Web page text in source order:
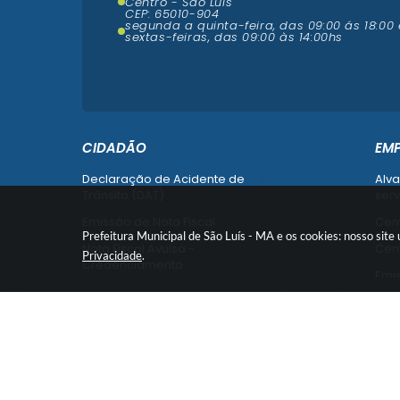
Prefeitura Municipal de São Luís - MA e os cookies: nosso
Privacidade.
CIDADÃO
Declaração de Acidente de
Nota Fiscal Avulsa -
Credenciamento
Recurso contra Imposição de
CEP: 65010-904
segunda a quinta-feira, das 09:00 ás 18:00
sextas-feiras, das 09:00 às 14:00hs